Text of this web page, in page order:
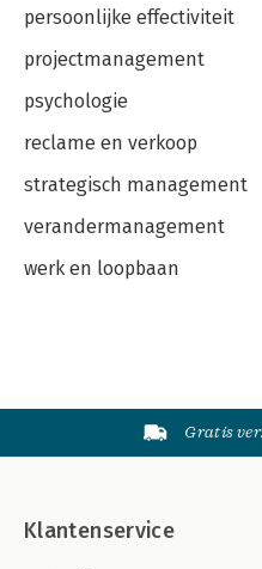
persoonlijke effectiviteit
projectmanagement
psychologie
reclame en verkoop
strategisch management
verandermanagement
werk en loopbaan
Gratis
Klantenservice